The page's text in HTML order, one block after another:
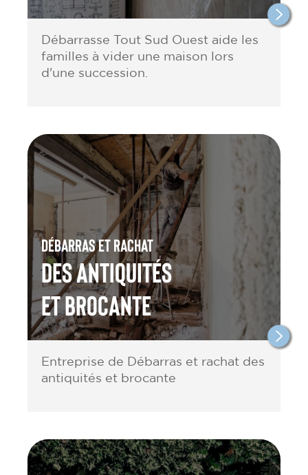
Débarrasse Tout Sud Ouest aide les
familles à vider une maison lors
d'une succession.
Débarras et rachat
des antiquités
et brocante
Entreprise de Débarras et rachat des
antiquités et brocante